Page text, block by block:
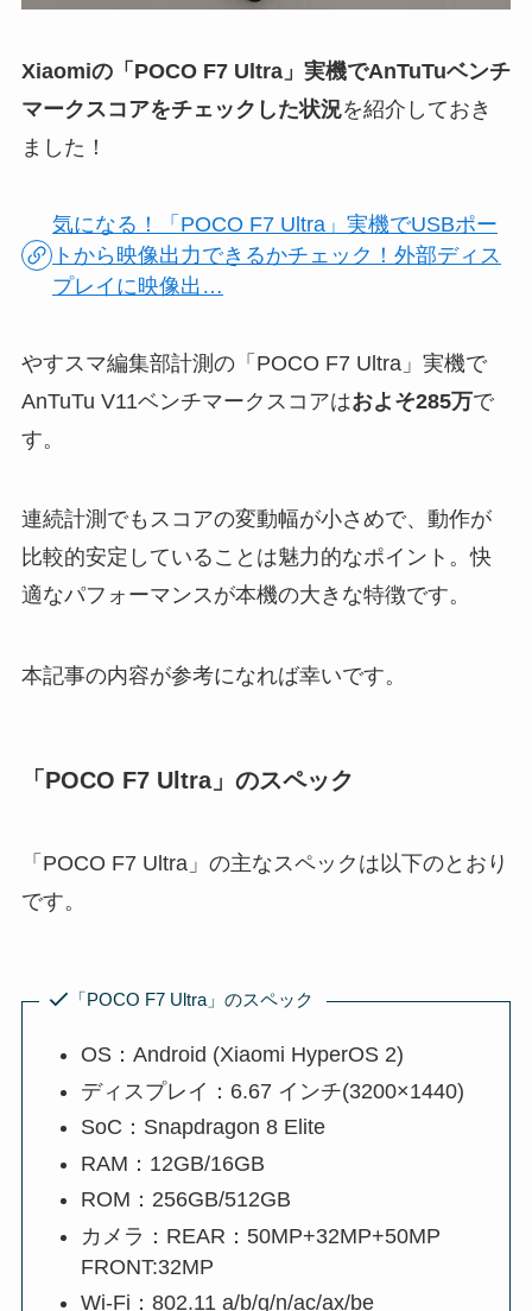
Xiaomiの「POCO F7 Ultra」実機でAnTuTuベンチ
マークスコアをチェックした状況を紹介しておき
ました！
気になる！「POCO F7 Ultra」実機でUSBポー
トから映像出力できるかチェック！外部ディス
プレイに映像出…
やすスマ編集部計測の「POCO F7 Ultra」実機で
AnTuTu V11ベンチマークスコアはおよそ285万で
す。
連続計測でもスコアの変動幅が小さめで、動作が
比較的安定していることは魅力的なポイント。快
適なパフォーマンスが本機の大きな特徴です。
本記事の内容が参考になれば幸いです。
「POCO F7 Ultra」のスペック
「POCO F7 Ultra」の主なスペックは以下のとおり
です。
「POCO F7 Ultra」のスペック
OS：Android (Xiaomi HyperOS 2)
ディスプレイ：6.67 インチ(3200×1440)
SoC：Snapdragon 8 Elite
RAM：12GB/16GB
ROM：256GB/512GB
カメラ：REAR：50MP+32MP+50MP
FRONT:32MP
Wi-Fi：802.11 a/b/g/n/ac/ax/be